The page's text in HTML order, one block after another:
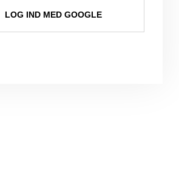
LOG IND MED GOOGLE